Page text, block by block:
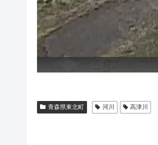
青森県東北町 河川 高津川